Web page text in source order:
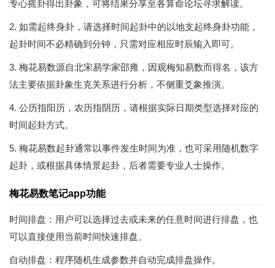
专心摇卦得出卦象，可将结果分享至各算命论坛寻求解读。
2. 如需起终身卦，请选择时间起卦中的以地支起终身卦功能，
起卦时间不必精确到分钟，只需对应相应时辰输入即可。
3. 梅花易数源自北宋易学家邵雍，因观梅知易数而得名，该方
法主要依据卦象生克关系进行分析，不侧重爻象推演。
4. 公历指阳历，农历指阴历，请根据实际日期类型选择对应的
时间起卦方式。
5. 梅花易数起卦通常以事件发生时间为准，也可采用随机数字
起卦，或根据具体情景起卦，后者需要专业人士操作。
梅花易数笔记app功能
时间排盘：用户可以选择过去或未来的任意时间进行排盘，也
可以直接使用当前时间快速排盘。
自动排盘：程序随机生成参数并自动完成排盘操作。